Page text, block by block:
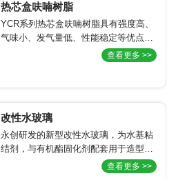
热芯盒呋喃树脂
YCR系列热芯盒呋喃树脂具有强度高、
气味小、发气量低、性能稳定等优点。
用作铸钢、铸铁、铸有色金属铸件砂型
(芯)粘结剂。特别在浴室用品铸造和各
查看更多 >>
改性水玻璃
永创研发的新型改性水玻璃，为水基粘
结剂，与有机酯固化剂配套用于造型制
芯，常温下可自行固化，用于铸钢件的
生产，被广泛应用于冶金、矿山、铁
查看更多 >>